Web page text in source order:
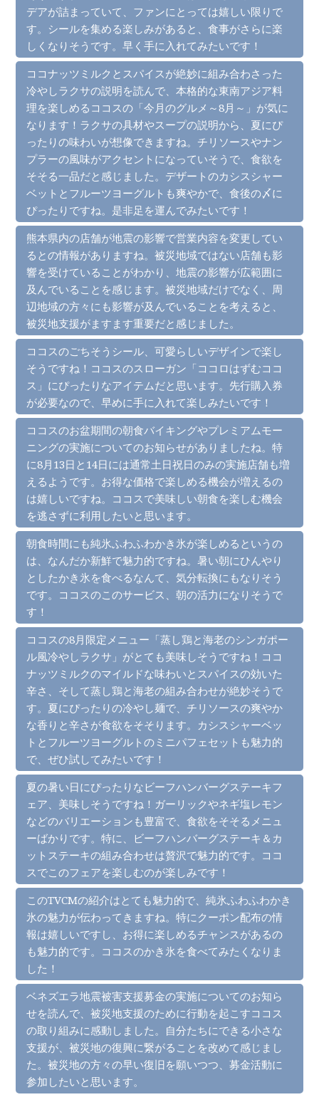
デアが詰まっていて、ファンにとっては嬉しい限りで
す。シールを集める楽しみがあると、食事がさらに楽
しくなりそうです。早く手に入れてみたいです！
ココナッツミルクとスパイスが絶妙に組み合わさった
冷やしラクサの説明を読んで、本格的な東南アジア料
理を楽しめるココスの「今月のグルメ～8月～」が気に
なります！ラクサの具材やスープの説明から、夏にぴ
ったりの味わいが想像できますね。チリソースやナン
プラーの風味がアクセントになっていそうで、食欲を
そそる一品だと感じました。デザートのカシスシャー
ベットとフルーツヨーグルトも爽やかで、食後の〆に
ぴったりですね。是非足を運んでみたいです！
熊本県内の店舗が地震の影響で営業内容を変更してい
るとの情報がありますね。被災地域ではない店舗も影
響を受けていることがわかり、地震の影響が広範囲に
及んでいることを感じます。被災地域だけでなく、周
辺地域の方々にも影響が及んでいることを考えると、
被災地支援がますます重要だと感じました。
ココスのごちそうシール、可愛らしいデザインで楽し
そうですね！ココスのスローガン「ココロはずむココ
ス」にぴったりなアイテムだと思います。先行購入券
が必要なので、早めに手に入れて楽しみたいです！
ココスのお盆期間の朝食バイキングやプレミアムモー
ニングの実施についてのお知らせがありましたね。特
に8月13日と14日には通常土日祝日のみの実施店舗も増
えるようです。お得な価格で楽しめる機会が増えるの
は嬉しいですね。ココスで美味しい朝食を楽しむ機会
を逃さずに利用したいと思います。
朝食時間にも純氷ふわふわかき氷が楽しめるというの
は、なんだか新鮮で魅力的ですね。暑い朝にひんやり
としたかき氷を食べるなんて、気分転換にもなりそう
です。ココスのこのサービス、朝の活力になりそうで
す！
ココスの8月限定メニュー「蒸し鶏と海老のシンガポー
ル風冷やしラクサ」がとても美味しそうですね！ココ
ナッツミルクのマイルドな味わいとスパイスの効いた
辛さ、そして蒸し鶏と海老の組み合わせが絶妙そうで
す。夏にぴったりの冷やし麺で、チリソースの爽やか
な香りと辛さが食欲をそそります。カシスシャーベッ
トとフルーツヨーグルトのミニパフェセットも魅力的
で、ぜひ試してみたいです！
夏の暑い日にぴったりなビーフハンバーグステーキフ
ェア、美味しそうですね！ガーリックやネギ塩レモン
などのバリエーションも豊富で、食欲をそそるメニュ
ーばかりです。特に、ビーフハンバーグステーキ＆カ
ットステーキの組み合わせは贅沢で魅力的です。ココ
スでこのフェアを楽しむのが楽しみです！
このTVCMの紹介はとても魅力的で、純氷ふわふわかき
氷の魅力が伝わってきますね。特にクーポン配布の情
報は嬉しいですし、お得に楽しめるチャンスがあるの
も魅力的です。ココスのかき氷を食べてみたくなりま
した！
ベネズエラ地震被害支援募金の実施についてのお知ら
せを読んで、被災地支援のために行動を起こすココス
の取り組みに感動しました。自分たちにできる小さな
支援が、被災地の復興に繋がることを改めて感じまし
た。被災地の方々の早い復旧を願いつつ、募金活動に
参加したいと思います。